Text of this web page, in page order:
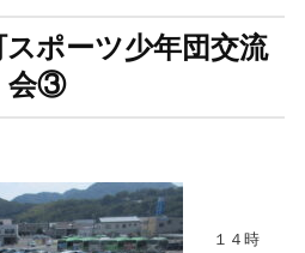
ポーツ少年団交流
会③
１４時